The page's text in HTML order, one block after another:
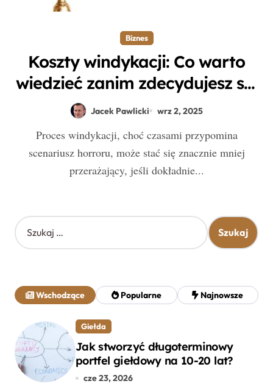
Biznes
Koszty windykacji: Co warto
wiedzieć zanim zdecydujesz się
na odzyskanie długu?
Jacek Pawlicki wrz 2, 2025
Proces windykacji, choć czasami przypomina
scenariusz horroru, może stać się znacznie mniej
przerażający, jeśli dokładnie...
S
z
j
:
Wschodzące Popularne Najnowsze
Giełda
Jak stworzyć długoterminowy
portfel giełdowy na 10-20 lat?
cze 23, 2026